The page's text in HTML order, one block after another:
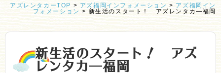
アズレンタカーTOP > アズ福岡インフォメーション > アズ福岡イン
フォメーション > 新生活のスタート！ アズレンタカ―福岡
新生活のスタート！ アズ
レンタカ―福岡